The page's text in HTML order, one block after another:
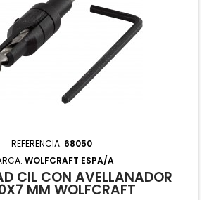
REFERENCIA: 68050
WOLFCRAFT ESPA/A
CIL CON AVELLANADOR
MM WOLFCRAFT